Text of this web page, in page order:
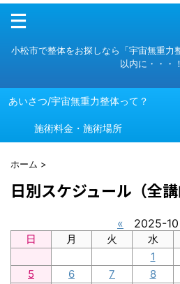
メニュー
あいさつ/宇宙無重力整体って？
施術料金・施術場所
宇宙無重力整体の由来
小松市で整体をお探しなら「宇宙無重力
以内に・・・
あいさつ/宇宙無重力整体って？
施術料金・施術場所
ホーム >
日別スケジュール（全講
« 2025-10
日 月 火 水
1
5
6 7 8